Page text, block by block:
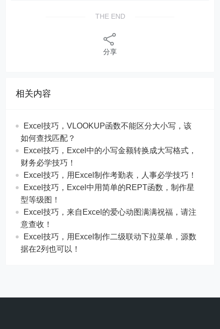
其观点和对其真实性负责。
5、本站一律禁止以任何方式发布或转载任何违法的相
系我们我们会第一时间更新。
分享
相关内容
Excel技巧，​​VLOOKUP函数不能区分大小写，该
​​Excel技巧，用Excel制作考勤表，人事必学技巧！